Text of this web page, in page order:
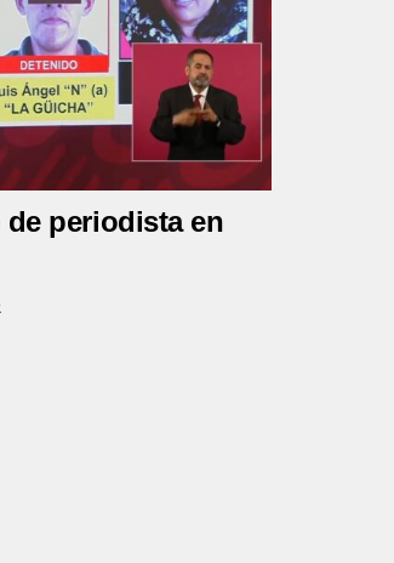
de periodista en